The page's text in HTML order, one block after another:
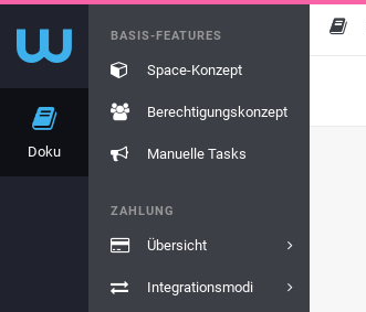
Doku
BASIS-FEATURES
Space-Konzept
Berechtigungskonzept
Manuelle Tasks
ZAHLUNG
Übersicht
Integrationsmodi